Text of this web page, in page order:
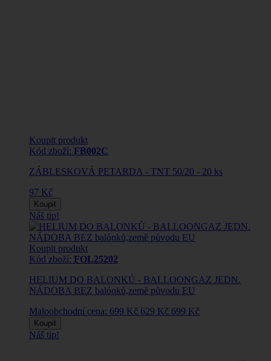
Koupit produkt
Kód zboží: FB002C
ZÁBLESKOVÁ PETARDA - TNT 50/20 - 20 ks
97 Kč
Koupit
Náš tip!
Koupit produkt
Kód zboží: FOL25202
HELIUM DO BALONKŮ - BALLOONGAZ JEDN.
NÁDOBA BEZ balónků,země původu EU
Maloobchodní cena: 699 Kč 629 Kč 699 Kč
Koupit
Náš tip!